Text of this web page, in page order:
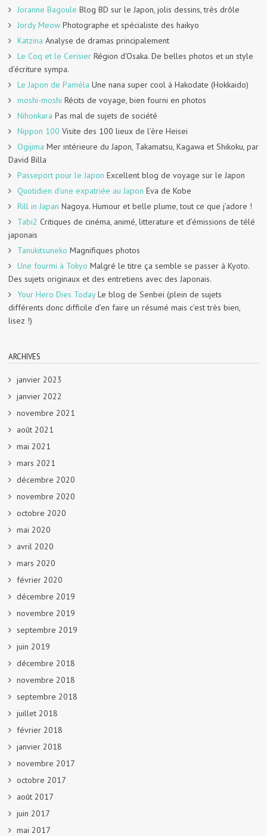
Joranne Bagoule Blog BD sur le Japon, jolis dessins, très drôle
Jordy Meow Photographe et spécialiste des haikyo
Katzina Analyse de dramas principalement
Le Coq et le Cerisier Région d’Osaka. De belles photos et un style
d’écriture sympa.
Le Japon de Paméla Une nana super cool à Hakodate (Hokkaido)
moshi-moshi Récits de voyage, bien fourni en photos
Nihonkara Pas mal de sujets de société
Nippon 100 Visite des 100 lieux de l’ère Heisei
Ogijima Mer intérieure du Japon, Takamatsu, Kagawa et Shikoku, par
David Billa
Passeport pour le Japon Excellent blog de voyage sur le Japon
Quotidien d'une expatriée au Japon Eva de Kobe
Rill in Japan Nagoya. Humour et belle plume, tout ce que j’adore !
Tabi2 Critiques de cinéma, animé, litterature et d’émissions de télé
japonais
Tanukitsuneko Magnifiques photos
Une fourmi à Tokyo Malgré le titre ça semble se passer à Kyoto.
Des sujets originaux et des entretiens avec des Japonais.
Your Hero Dies TodayLe blog de Senbei (plein de sujets
différents donc difficile d’en faire un résumé mais c’est très bien,
lisez !)
ARCHIVES
janvier 2023
janvier 2022
novembre 2021
août 2021
mai 2021
mars 2021
décembre 2020
novembre 2020
octobre 2020
mai 2020
avril 2020
mars 2020
février 2020
décembre 2019
novembre 2019
septembre 2019
juin 2019
décembre 2018
novembre 2018
septembre 2018
juillet 2018
février 2018
janvier 2018
novembre 2017
octobre 2017
août 2017
juin 2017
mai 2017